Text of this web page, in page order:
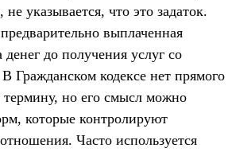
указывается, что это задаток.
выплаченная
до получения услуг со
Гражданском кодексе нет прямого
термину, но его смысл можно
которые контролируют
Часто используется